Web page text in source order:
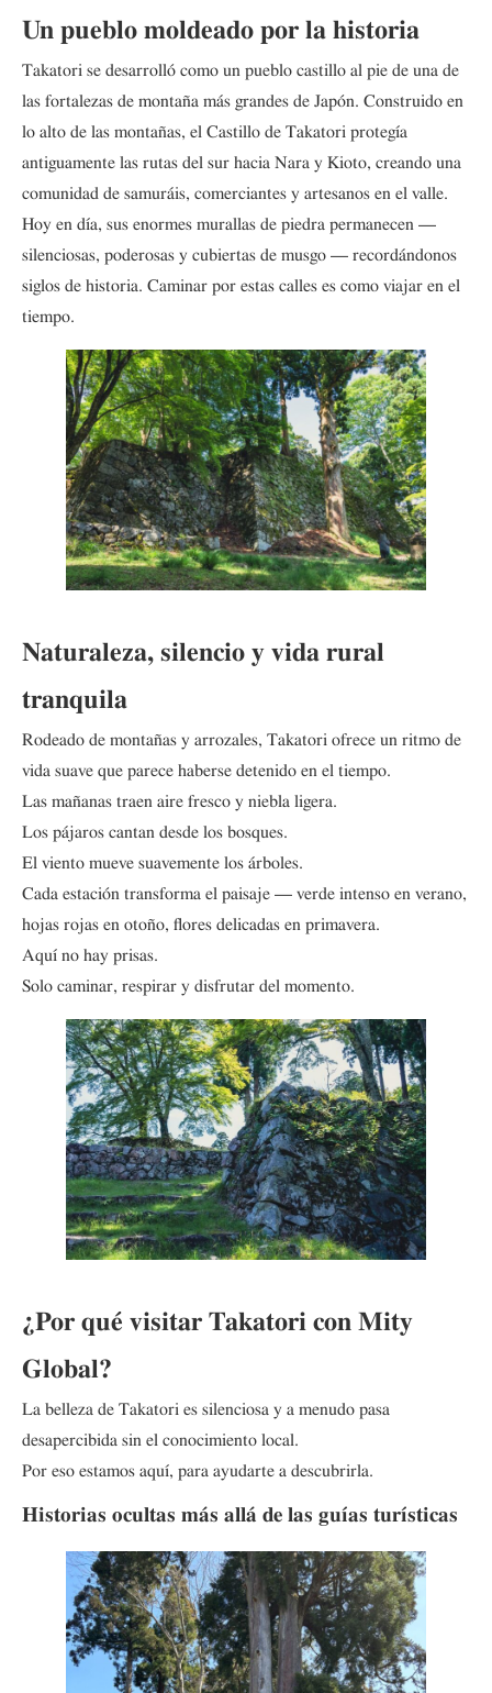
Un pueblo moldeado por la historia
Takatori se desarrolló como un pueblo castillo al pie de una de
las fortalezas de montaña más grandes de Japón. Construido en
lo alto de las montañas, el Castillo de Takatori protegía
antiguamente las rutas del sur hacia Nara y Kioto, creando una
comunidad de samuráis, comerciantes y artesanos en el valle.
Hoy en día, sus enormes murallas de piedra permanecen —
silenciosas, poderosas y cubiertas de musgo — recordándonos
siglos de historia. Caminar por estas calles es como viajar en el
tiempo.
Naturaleza, silencio y vida rural
tranquila
Rodeado de montañas y arrozales, Takatori ofrece un ritmo de
vida suave que parece haberse detenido en el tiempo.
Las mañanas traen aire fresco y niebla ligera.
Los pájaros cantan desde los bosques.
El viento mueve suavemente los árboles.
Cada estación transforma el paisaje — verde intenso en verano,
hojas rojas en otoño, flores delicadas en primavera.
Aquí no hay prisas.
Solo caminar, respirar y disfrutar del momento.
¿Por qué visitar Takatori con Mity
Global?
La belleza de Takatori es silenciosa y a menudo pasa
desapercibida sin el conocimiento local.
Por eso estamos aquí, para ayudarte a descubrirla.
Historias ocultas más allá de las guías turísticas